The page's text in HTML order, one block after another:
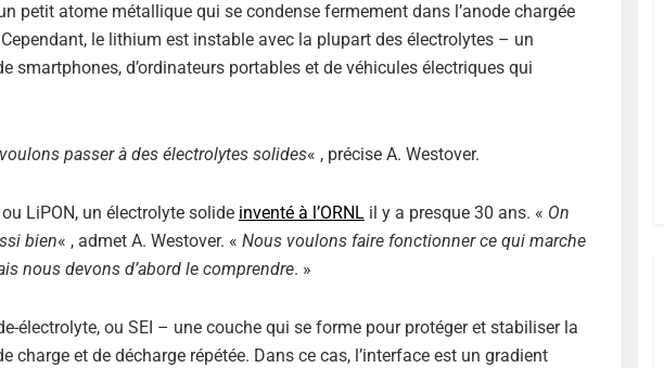
petit atome métallique qui se condense fermement dans l’anode chargée
le lithium est instable avec la plupart des électrolytes – un
d’ordinateurs portables et de véhicules électriques qui
passer à des électrolytes solides« , précise A. Westover.
ou LiPON, un électrolyte solide inventé à l’ORNL il y a presque 30 ans. « On
bien« , admet A. Westover. « Nous voulons faire fonctionner ce qui marche
nous devons d’abord le comprendre. »
électrolyte, ou SEI – une couche qui se forme pour protéger et stabiliser la
charge et de décharge répétée. Dans ce cas, l’interface est un gradient